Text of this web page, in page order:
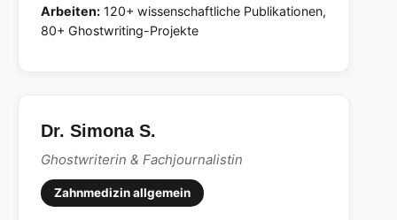
Arbeiten: 120+ wissenschaftliche Publikationen,
80+ Ghostwriting-Projekte
Dr. Simona S.
Ghostwriterin & Fachjournalistin
Zahnmedizin allgemein